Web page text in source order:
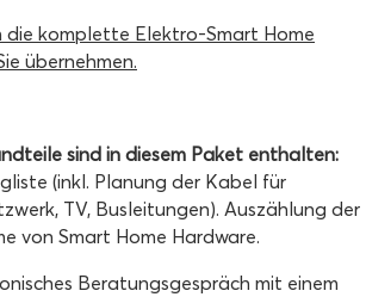
die komplette Elektro-Smart Home
übernehmen.
sind in diesem Paket enthalten:
(inkl. Planung der Kabel für
TV, Busleitungen). Auszählung der
von Smart Home Hardware.
Beratungsgespräch mit einem